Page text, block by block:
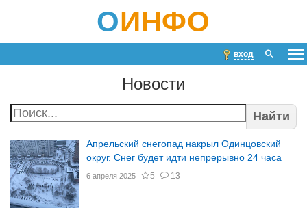
ОИНФО
вход
Новости
Найти
Апрельский снегопад накрыл Одинцовский
округ. Снег будет идти непрерывно 24 часа
6 апреля 2025 5 13